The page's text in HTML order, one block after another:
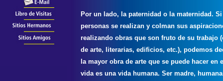
Por un lado, la paternidad o la maternidad.
personas se realizan y colman sus
realizando obras que son fruto de su trabajo
de arte, literarias, edificios, etc.), podemos
la mayor obra de arte que se puede hacer en
vida es una vida humana. Ser madre,